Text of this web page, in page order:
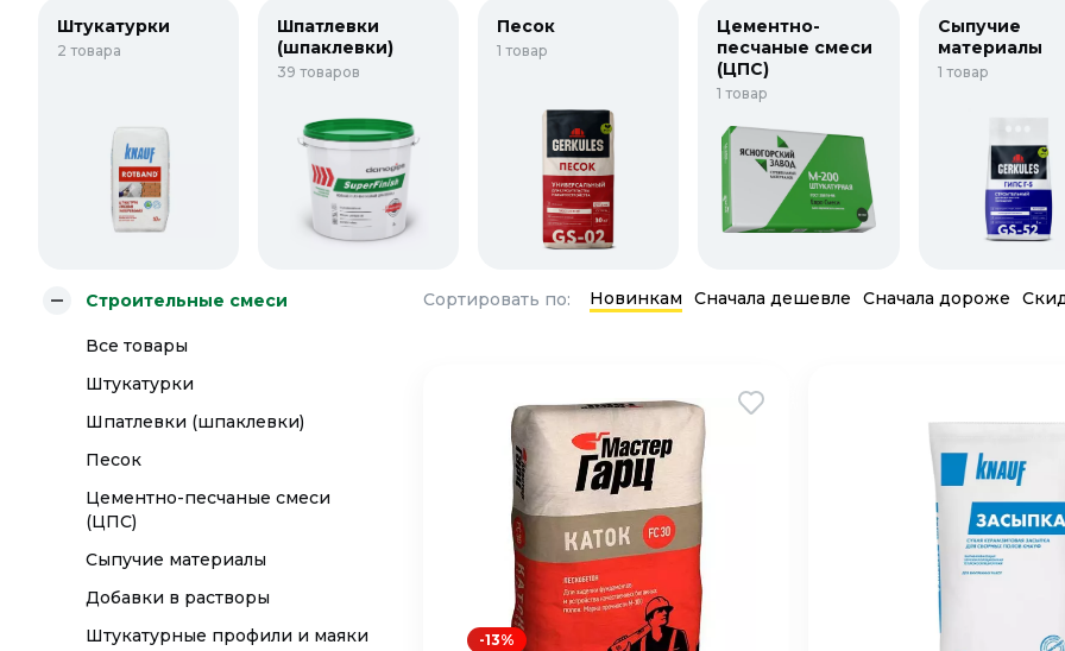
Штукатурки
2 товара
Шпатлевки
(шпаклевки)
39 товаров
Песок
1 товар
Цементно-
песчаные смеси
(ЦПС)
1 товар
Сыпучие
материалы
1 товар
Строительные смеси
Все товары
Штукатурки
Шпатлевки (шпаклевки)
Песок
Цементно-песчаные смеси
(ЦПС)
Сыпучие материалы
Добавки в растворы
Штукатурные профили и маяки
Сортировать по: Новинкам Сначала дешевле Сначала дороже
-13%